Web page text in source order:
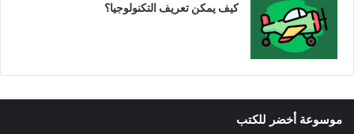
كيف يمكن تعريف التكنولوجيا؟
موسوعة أخضر للكتب